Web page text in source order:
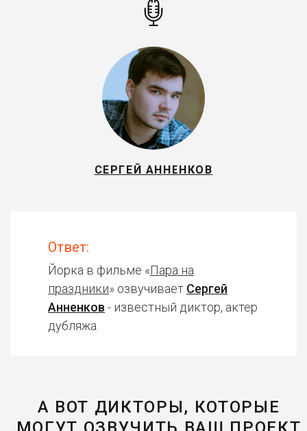
СЕРГЕЙ АННЕНКОВ
Ответ:
Йорка в фильме «Пара на
праздники» озвучивает Сергей
Анненков - известный диктор, актер
дубляжа.
А ВОТ ДИКТОРЫ, КОТОРЫЕ